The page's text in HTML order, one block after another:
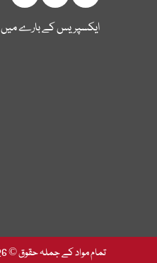
ایکسپریس کے بارے میں
تمام مواد کے جملہ حقوق © 2026 ایکسپریس اردو